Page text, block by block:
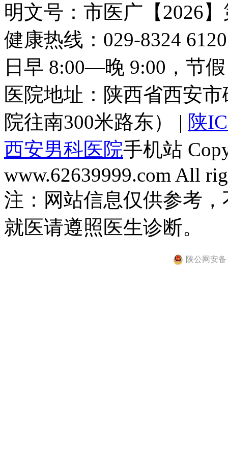
明文号：市医广【2026
健康热线：029-8324
日早 8:00—晚 9:00，节
医院地址：陕西省西安
院往南300米路东） | 陕
西安男科医院手机站
www.62639999.com All
注：网站信息仅供参考
就医请遵照医生诊断。
陕公网安备